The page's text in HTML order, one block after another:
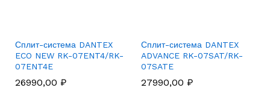
Сплит-система DANTEX
ECO NEW RK-07ENT4/RK-
07ENT4E
26990,00 ₽
Сплит-система DANTEX
ADVANCE RK-07SAT/RK-
07SATE
27990,00 ₽